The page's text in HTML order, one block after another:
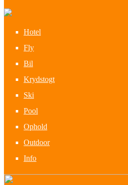
Hotel
Fly
Bil
Krydstogt
Ski
Pool
Ophold
Outdoor
Info